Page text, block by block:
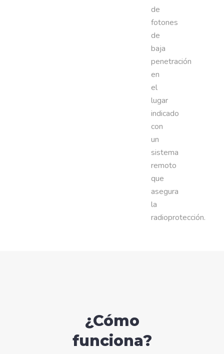
de
fotones
de
baja
penetración
en
el
lugar
indicado
con
un
sistema
remoto
que
asegura
la
radioprotección.
¿Cómo
funciona?